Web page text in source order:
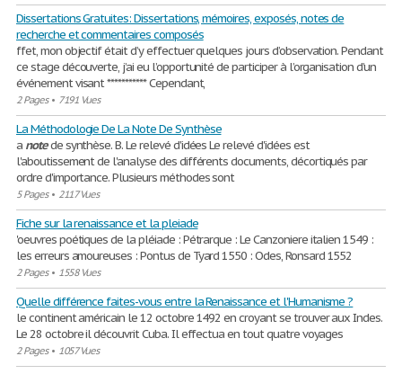
Dissertations Gratuites: Dissertations, mémoires, exposés, notes de
recherche et commentaires composés
ffet, mon objectif était d’y effectuer quelques jours d’observation. Pendant
ce stage découverte, j’ai eu l’opportunité de participer à l’organisation d’un
événement visant *********** Cependant,
2 Pages• 7191 Vues
La Méthodologie De La Note De Synthèse
a notede synthèse. B. Le relevé d'idées Le relevé d'idées est
l'aboutissement de l'analyse des différents documents, décortiqués par
ordre d'importance. Plusieurs méthodes sont
5 Pages• 2117 Vues
Fiche sur la renaissance et la pleiade
'oeuvres poétiques de la pléiade : Pétrarque : Le Canzoniere italien 1549 :
les erreurs amoureuses : Pontus de Tyard 1550 : Odes, Ronsard 1552
2 Pages• 1558 Vues
Quelle différence faites-vous entre la Renaissance et l'Humanisme ?
le continent américain le 12 octobre 1492 en croyant se trouver aux Indes.
Le 28 octobre il découvrit Cuba. Il effectua en tout quatre voyages
2 Pages• 1057 Vues